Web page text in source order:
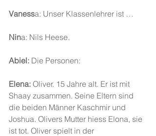
Vanessa: Unser Klassenlehrer ist …
Nina: Nils Heese.
Abiel: Die Personen:
Elena: Oliver. 15 Jahre alt. Er ist mit
Shaay zusammen. Seine Eltern sind
die beiden Männer Kaschmir und
Joshua. Olivers Mutter hiess Elona, sie
ist tot. Oliver spielt in der